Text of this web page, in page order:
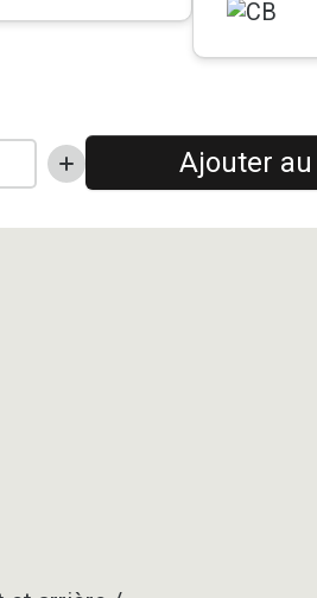
Ajouter